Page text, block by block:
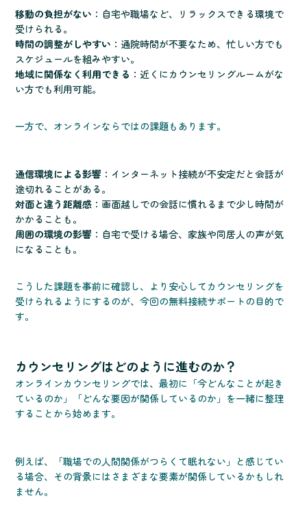
移動の負担がない ：自宅や職場など、リラックスできる環境で
受けられる。
時間の調整がしやすい ：通院時間が不要なため、忙しい方でも
スケジュールを組みやすい。
地域に関係なく利用できる ：近くにカウンセリングルームがな
い方でも利用可能。
一方で、オンラインならではの課題もあります。
通信環境による影響 ：インターネット接続が不安定だと会話が
途切れることがある。
対面と違う距離感 ：画面越しでの会話に慣れるまで少し時間が
かかることも。
周囲の環境の影響 ：自宅で受ける場合、家族や同居人の声が気
になることも。
こうした課題を事前に確認し、より安心してカウンセリングを
受けられるようにするのが、今回の無料接続サポートの目的で
す。
カウンセリングはどのように進むのか？
オンラインカウンセリングでは、最初に「今どんなことが起き
ているのか」「どんな要因が関係しているのか」を一緒に整理
することから始めます。
例えば、「職場での人間関係がつらくて眠れない」と感じてい
る場合、その背景にはさまざまな要素が関係しているかもしれ
ません。